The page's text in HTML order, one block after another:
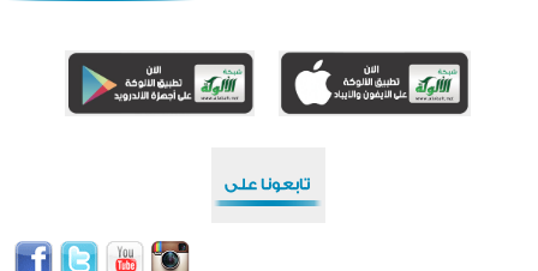
اختتام الدورة التاسعة لمسابقة حفظ وتلاوة القرآن الكريم في أزناكاييف